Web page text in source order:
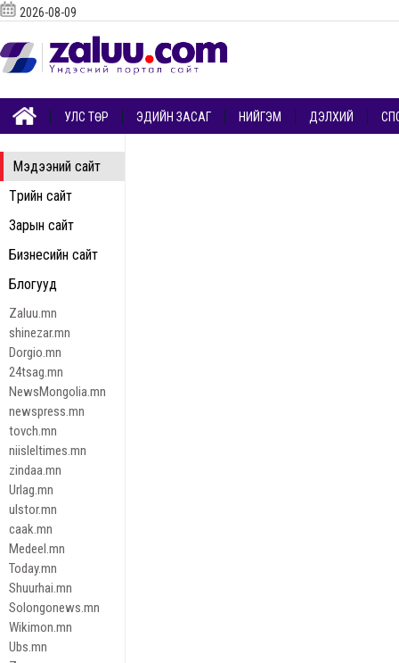
Мэдээний сайт
Төрийн сайт
Зарын сайт
Бизнесийн сайт
Блогууд
Zaluu.mn
shinezar.mn
Dorgio.mn
24tsag.mn
NewsMongolia.mn
newspress.mn
tovch.mn
niisleltimes.mn
zindaa.mn
Urlag.mn
ulstor.mn
caak.mn
Medeel.mn
Today.mn
Shuurhai.mn
Solongonews.mn
Wikimon.mn
Ubs.mn
2026-08-09
УЛС ТӨР ЭДИЙН ЗАСАГ НИЙГЭМ ДЭЛХИЙ